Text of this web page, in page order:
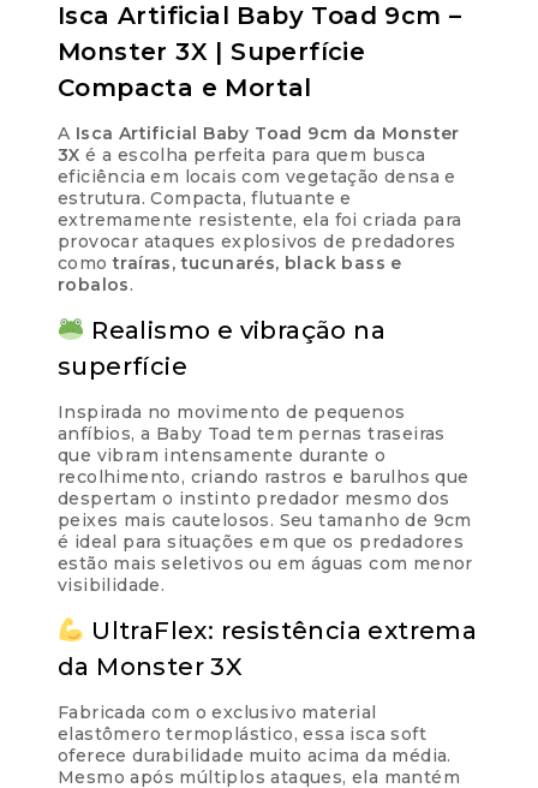
Cartões de débito:
Aprovação imediata
Cobranças:
Boleto bancário: R$
Ao finalizar sua compra você receberá os
detalhes para realizar o pagamento.
Parcelas:
1x deR$25,90
sem juros
R$25,90
Isca Artificial Baby Toad 9cm –
Monster 3X | Superfície
Compacta e Mortal
A Isca Artificial Baby Toad 9cm da Monster
3X é a escolha perfeita para quem busca
eficiência em locais com vegetação densa e
estrutura. Compacta, flutuante e
extremamente resistente, ela foi criada para
provocar ataques explosivos de predadores
comotraíras, tucunarés, black bass e
robalos.
Realismo e vibração na
superfície
Inspirada no movimento de pequenos
anfíbios, a Baby Toad tem pernas traseiras
que vibram intensamente durante o
recolhimento, criando rastros e barulhos que
despertam o instinto predador mesmo dos
peixes mais cautelosos. Seu tamanho de 9cm
é ideal para situações em que os predadores
estão mais seletivos ou em águas com menor
visibilidade.
UltraFlex: resistência extrema
da Monster 3X
Fabricada com o exclusivo material
elastômero termoplástico, essa isca soft
oferece durabilidade muito acima da média.
Mesmo após múltiplos ataques, ela mantém